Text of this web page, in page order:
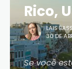
Rico,
LAIS
30 DE
Se você